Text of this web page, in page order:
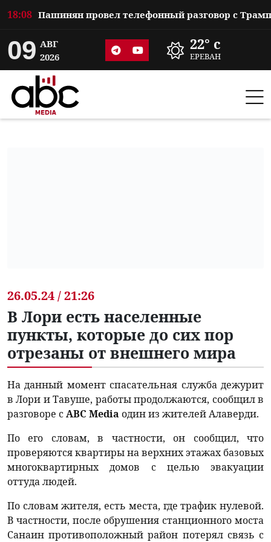
18:08
09 АВГ
2026
22° c
ЕРЕВАН
26.05.24 / 21:26
В Лори есть населенные
пункты, которые до сих пор
отрезаны от внешнего мира
На данный момент спасательная служба дежурит
в Лори и Тавуше, работы продолжаются, сообщил в
разговоре сABC Media один из жителей Алаверди.
По его словам, в частности, он сообщил, что
проверяются квартиры на верхних этажах базовых
многоквартирных домов с целью эвакуации
оттуда людей.
По словам жителя, есть места, где трафик нулевой.
В частности, после обрушения станционного моста
Санаин противоположный район потерял связь с